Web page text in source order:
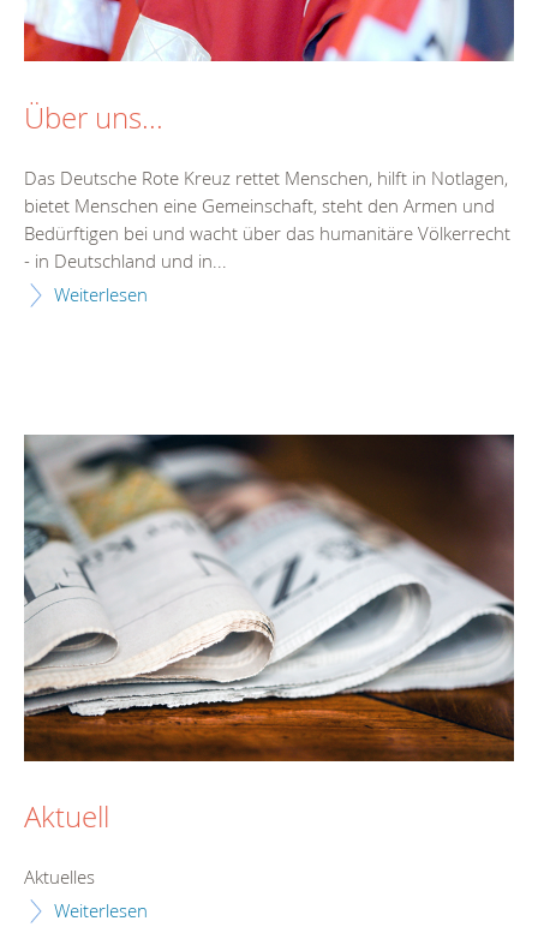
Über uns...
Das Deutsche Rote Kreuz rettet Menschen, hilft in Notlagen,
bietet Menschen eine Gemeinschaft, steht den Armen und
Bedürftigen bei und wacht über das humanitäre Völkerrecht
- in Deutschland und in...
Weiterlesen
Aktuell
Aktuelles
Weiterlesen